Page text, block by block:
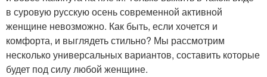
в суровую русскую осень современной активной
женщине невозможно. Как быть, если хочется и
комфорта, и выглядеть стильно? Мы рассмотрим
несколько универсальных вариантов, составить которые
будет под силу любой женщине.